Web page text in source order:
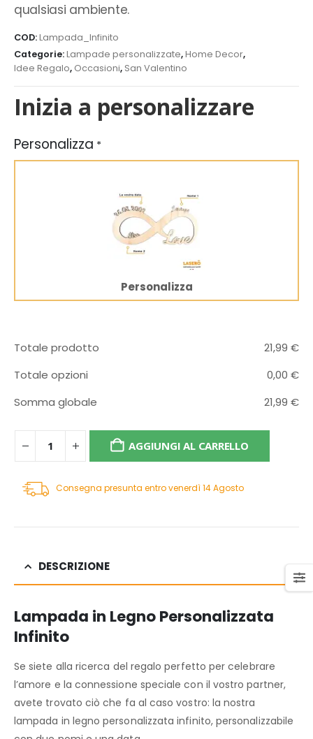
qualsiasi ambiente.
COD:Lampada_Infinito
Categorie:Lampade personalizzate,Home Decor,
Idee Regalo, Occasioni, San Valentino
Inizia a personalizzare
Personalizza *
Personalizza
Totale prodotto 21,99 €
Totale opzioni
0,00 €
Somma globale
21,99 €
AGGIUNGI AL CARRELLO
Consegna presunta entro venerdì 14 Agosto
DESCRIZIONE
Lampada in Legno Personalizzata
Infinito
Se siete alla ricerca del regalo perfetto per celebrare
l’amore e la connessione speciale con il vostro partner,
avete trovato ciò che fa al caso vostro: la nostra
lampada in legno personalizzata infinito, personalizzabile